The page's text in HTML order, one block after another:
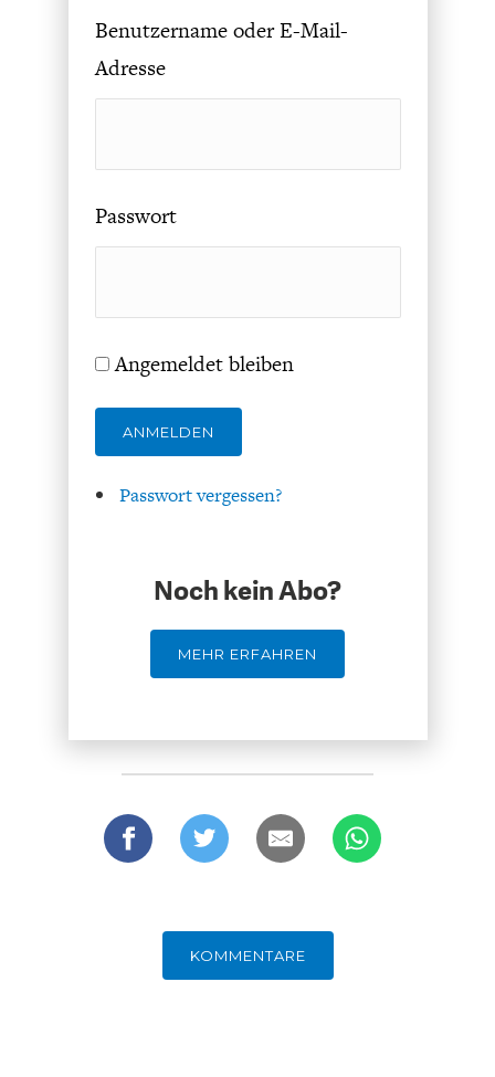
DAS POST-CORONA-
STATUS QUO DER
DEUTSCHEN VWL
WIRTSCHAFTSWEISEN
ÖKONOMENSZENE
OUTPUT GAP
Benutzername oder E-Mail-
Adresse
Passwort
Angemeldet bleiben
ANMELDEN
Passwort vergessen?
Noch kein Abo?
MEHR ERFAHREN
KOMMENTARE